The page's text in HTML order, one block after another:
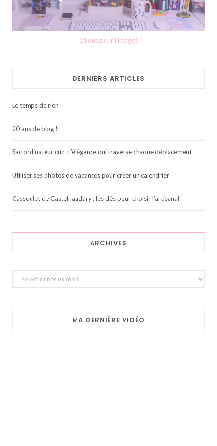
(cliquez sur l'image)
DERNIERS ARTICLES
Le temps de rien
20 ans de blog !
Sac ordinateur cuir : l’élégance qui traverse chaque déplacement
Utiliser ses photos de vacances pour créer un calendrier
Cassoulet de Castelnaudary : les clés pour choisir l’artisanal
ARCHIVES
Archives
MA DERNIÈRE VIDÉO